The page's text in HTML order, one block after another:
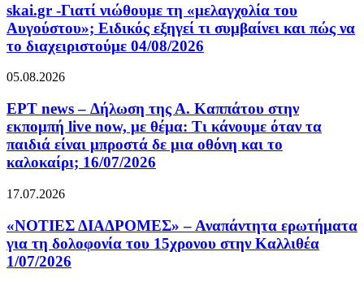
skai.gr -Γιατί νιώθουμε τη «μελαγχολία του
Αυγούστου»; Ειδικός εξηγεί τι συμβαίνει και πώς να
το διαχειριστούμε 04/08/2026
05.08.2026
ΕΡΤ news – Δήλωση της Α. Καππάτου στην
εκπομπή live now, με θέμα: Τι κάνουμε όταν τα
παιδιά είναι μπροστά δε μια οθόνη και το
καλοκαίρι; 16/07/2026
17.07.2026
«ΝΟΤΙΕΣ ΔΙΑΔΡΟΜΕΣ» – Αναπάντητα ερωτήματα
για τη δολοφονία του 15χρονου στην Καλλιθέα
1/07/2026